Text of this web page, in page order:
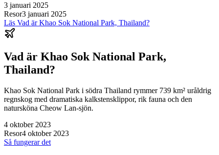
3 januari 2025
Resor3 januari 2025
Läs Vad är Khao Sok National Park, Thailand?
Vad är Khao Sok National Park,
Thailand?
Khao Sok National Park i södra Thailand rymmer 739 km² uråldrig
regnskog med dramatiska kalkstensklippor, rik fauna och den
natursköna Cheow Lan-sjön.
4 oktober 2023
Resor4 oktober 2023
Så fungerar det